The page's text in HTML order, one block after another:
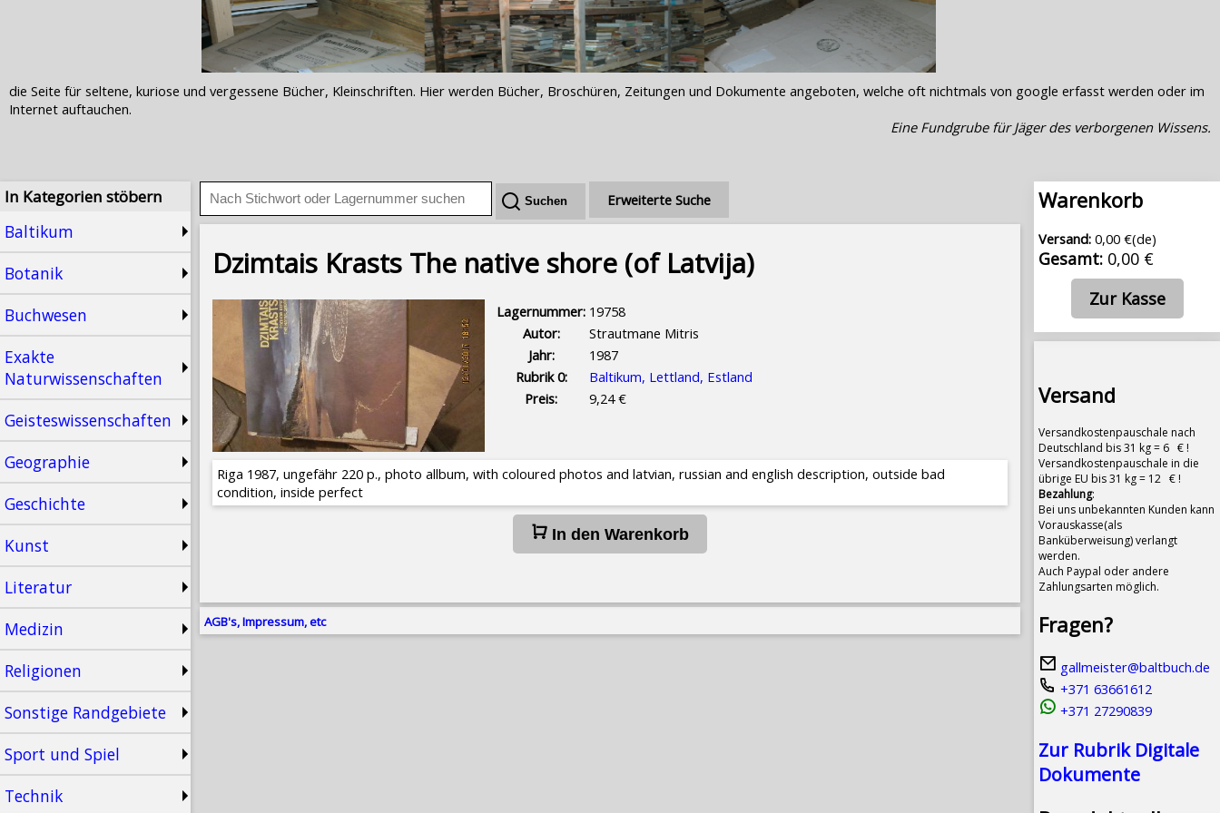
die Seite für seltene, kuriose und vergessene Bücher, Kleinschriften. Hier werden Bücher, Broschüren, Zeitungen und Dokumente angeboten, welche oft nichtmals von google erfasst werden oder im
Internet auftauchen.
Eine Fundgrube für Jäger des verborgenen Wissens.
In Kategorien stöbern
Baltikum
Botanik
Buchwesen
Exakte
Naturwissenschaften
Geisteswissenschaften
Geographie
Geschichte
Kunst
Literatur
Medizin
Religionen
Sonstige Randgebiete
Sport und Spiel
Technik
Warenkorb
Versand: 0,00 €(de)
Gesamt: 0,00 €
Zur Kasse
Versand
Versandkostenpauschale nach
Deutschland bis 31 kg = 6 € !
Versandkostenpauschale in die
übrige EU bis 31 kg = 12 € !
Bezahlung:
Bei uns unbekannten Kunden kann
Vorauskasse(als
Banküberweisung) verlangt
werden.
Auch Paypal oder andere
Zahlungsarten möglich.
Fragen?
gallmeister@baltbuch.de
+371 63661612
+371 27290839
Zur Rubrik Digitale
Dokumente
Erweiterte Suche
Dzimtais Krasts The native shore (of Latvija)
Lagernummer: 19758
Autor:
Strautmane Mitris
Jahr:
1987
Rubrik 0:
Baltikum, Lettland, Estland
Preis:
9,24 €
Riga 1987, ungefähr 220 p., photo allbum, with coloured photos and latvian, russian and english description, outside bad
condition, inside perfect
In den Warenkorb
AGB's, Impressum, etc